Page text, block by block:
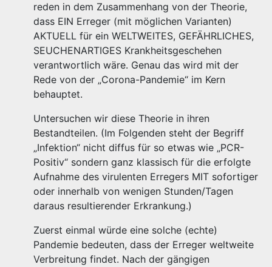
reden in dem Zusammenhang von der Theorie,
dass EIN Erreger (mit möglichen Varianten)
AKTUELL für ein WELTWEITES, GEFÄHRLICHES,
SEUCHENARTIGES Krankheitsgeschehen
verantwortlich wäre. Genau das wird mit der
Rede von der „Corona-Pandemie“ im Kern
behauptet.
Untersuchen wir diese Theorie in ihren
Bestandteilen. (Im Folgenden steht der Begriff
„Infektion“ nicht diffus für so etwas wie „PCR-
Positiv“ sondern ganz klassisch für die erfolgte
Aufnahme des virulenten Erregers MIT sofortiger
oder innerhalb von wenigen Stunden/Tagen
daraus resultierender Erkrankung.)
Zuerst einmal würde eine solche (echte)
Pandemie bedeuten, dass der Erreger weltweite
Verbreitung findet. Nach der gängigen